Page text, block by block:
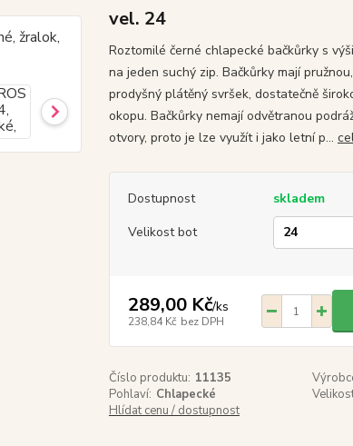
vel. 24
Roztomilé černé chlapecké bačkůrky s
na jeden suchý zip. Bačkůrky mají
prodyšný plátěný svršek, dostatečně
okopu. Bačkůrky nemají odvětranou
otvory, proto je lze využít i jako letní p...
Dostupnost
skladem
Velikost bot
289,00 Kč/ks
238,84 Kč bez DPH
Číslo produktu: 11135
Pohlaví: Chlapecké
Hlídat cenu / dostupnost